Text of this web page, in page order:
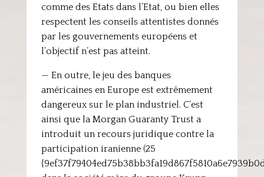
comme des Etats dans l’Etat, ou bien elles
respectent les conseils attentistes donnés
par les gouvernements européens et
l’objectif n’est pas atteint.
— En outre, le jeu des banques
américaines en Europe est extrêmement
dangereux sur le plan industriel. C’est
ainsi que la Morgan Guaranty Trust a
introduit un recours juridique contre la
participation iranienne (25